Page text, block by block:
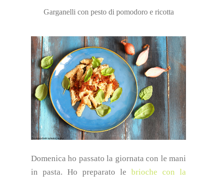
Garganelli con pesto di pomodoro e ricotta
Domenica ho passato la giornata con le mani
in pasta. Ho preparato le brioche con la